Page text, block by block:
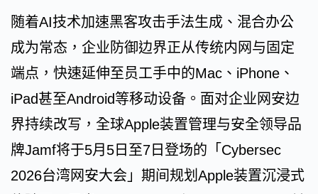
随着AI技术加速黑客攻击手法生成、混合办公
成为常态，企业防御边界正从传统内网与固定
端点，快速延伸至员工手中的Mac、iPhone、
iPad甚至Android等移动设备。面对企业网安边
界持续改写，全球Apple装置管理与安全领导品
牌Jamf将于5月5日至7日登场的「Cybersec
2026台湾网安大会」期间规划Apple装置沉浸式